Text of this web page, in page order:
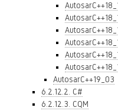
AutosarC++19_03
6.2.12.2. C#
6.2.12.3. CQM